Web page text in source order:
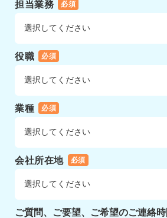
担当業務 必須
役職 必須
業種 必須
会社所在地 必須
ご質問、ご要望、ご希望のご連絡